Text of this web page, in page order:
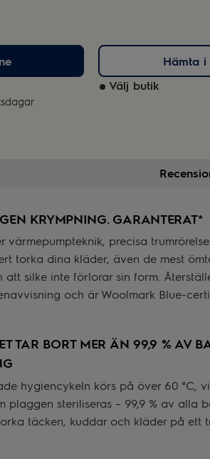
Hämta i
Välj butik
KRYMPNING. GARANTERAT*
värmepumpteknik, precisa
torka dina kläder, även de mest
silke inte förlorar sin form.
och är Woolmark Blue-
TAR BORT MER ÄN 99,9 % AV
hygiencykeln körs på över 60 °C,
plaggen steriliseras – 99,9 % av alla
täcken, kuddar och kläder på ett